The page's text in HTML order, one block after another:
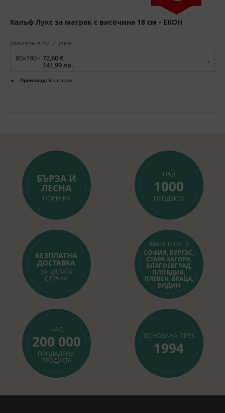
Калъф Лукс за матрак с височина 18 см - ЕКОН
размери в см. / цена
80x190 - 72,60 €
141,99 лв.
Произход: България
БЪРЗА И
ЛЕСНА
ПОРЪЧКА
НАД
1000
ПРОДУКТА
БЕЗПЛАТНА
ДОСТАВКА
ЗА ЦЯЛАТА
СТРАНА
МАГАЗИНИ В
СОФИЯ, БУРГАС,
СТАРА ЗАГОРА,
БЛАГОЕВГРАД,
ПЛОВДИВ,
ПЛЕВЕН, ВРАЦА,
ВИДИН
НАД
200 000
ПРОДАДЕНИ
ПРОДУКТА
ОСНОВАНА ПРЕЗ
1994